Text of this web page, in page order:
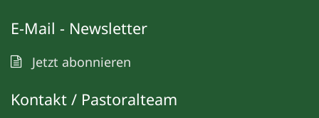
E-Mail - Newsletter
Jetzt abonnieren
Kontakt / Pastoralteam